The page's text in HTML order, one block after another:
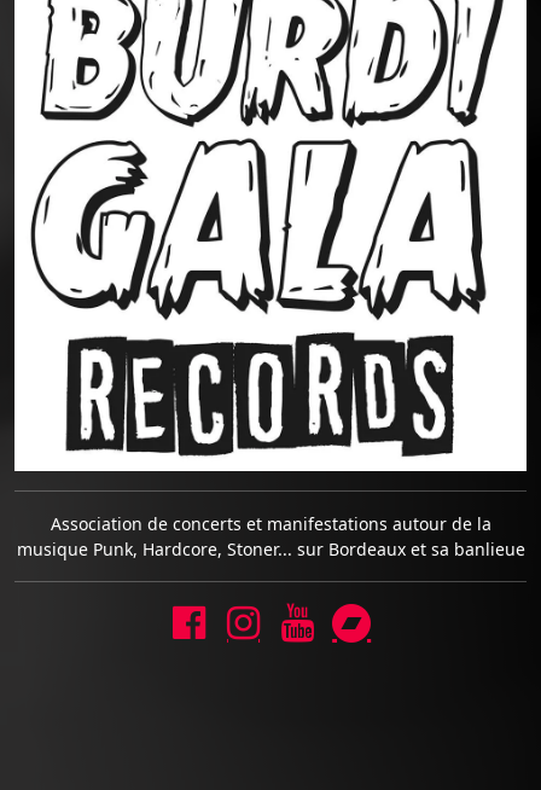
Association de concerts et manifestations autour de la
musique Punk, Hardcore, Stoner... sur Bordeaux et sa banlieue